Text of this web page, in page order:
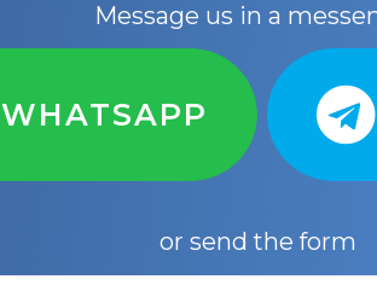
Message us in a
WHATSAPP
or send the form